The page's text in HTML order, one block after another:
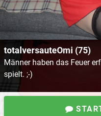
totalversauteOmi (75)
Männer haben das Feuer
spielt. ;-)